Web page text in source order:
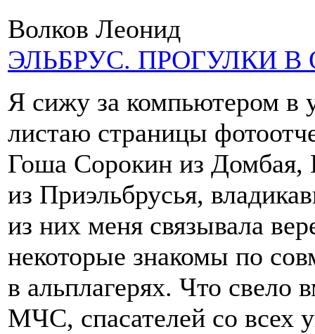
Волков Леонид
ЭЛЬБРУС. ПРОГУЛКИ
Я сижу за компьютером в
листаю страницы
Гоша Сорокин из Домбая,
из Приэльбрусья,
из них меня связывала
некоторые знакомы по
в альплагерях. Что свело
МЧС, спасателей со всех